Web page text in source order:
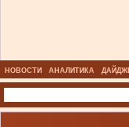
НОВОСТИ АНАЛИТИКА